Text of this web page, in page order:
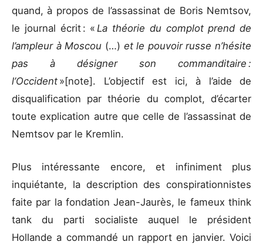
quand, à propos de l’assassinat de Boris Nemtsov,
le journal écrit : « La théorie du complot prend de
l’ampleur à Moscou (…) et le pouvoir russe n’hésite
pas à désigner son commanditaire :
l’Occident »[note]. L’objectif est ici, à l’aide de
disqualification par théorie du complot, d’écarter
toute explication autre que celle de l’assassinat de
Nemtsov par le Kremlin.
Plus intéressante encore, et infiniment plus
inquiétante, la description des conspirationnistes
faite par la fondation Jean-Jaurès, le fameux think
tank du parti socialiste auquel le président
Hollande a commandé un rapport en janvier. Voici